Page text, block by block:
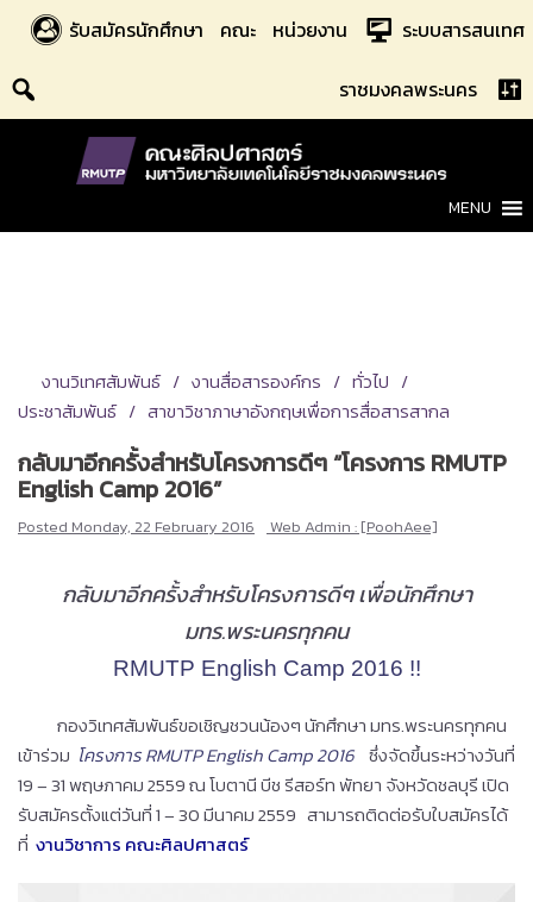
content
รับสมัครนักศึกษา คณะ หน่วยงาน ระบบสารสนเทศ
ราชมงคลพระนคร
MENU
งานวิเทศสัมพันธ์ งานสื่อสารองค์กร
ทั่วไป
ประชาสัมพันธ์
สาขาวิชาภาษาอังกฤษเพื่อการสื่อสารสากล
กลับมาอีกครั้งสำหรับโครงการดีๆ “โครงการ RMUTP
English Camp 2016”
Posted Monday, 22 February 2016 Web Admin : [PoohAee]
กลับมาอีกครั้งสำหรับโครงการดีๆ เพื่อนักศึกษา
มทร.พระนครทุกคน
RMUTP English Camp 2016 !!
กองวิเทศสัมพันธ์ขอเชิญชวนน้องๆ นักศึกษา มทร.พระนครทุกคน
เข้าร่วม โครงการ RMUTP English Camp 2016 ซึ่งจัดขึ้นระหว่างวันที่
19 – 31 พฤษภาคม 2559 ณ โบตานี บีช รีสอร์ท พัทยา จังหวัดชลบุรี เปิด
รับสมัครตั้งแต่วันที่ 1 – 30 มีนาคม 2559 สามารถติดต่อรับใบสมัครได้
ท งานวิชาการ คณะศิลปศาสตร์